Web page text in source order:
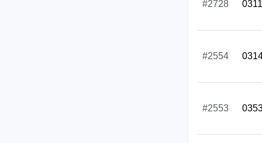
#2728
#2554
#2553